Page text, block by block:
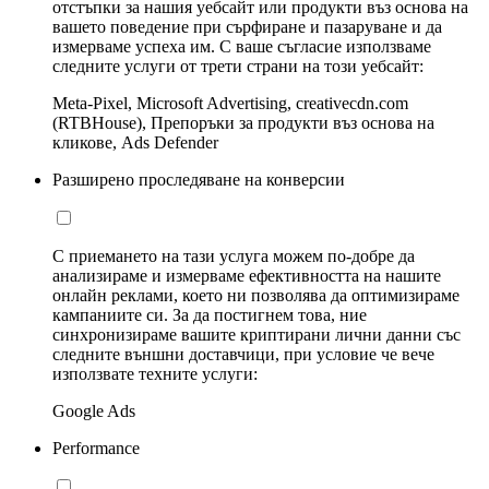
отстъпки за нашия уебсайт или продукти въз основа на
вашето поведение при сърфиране и пазаруване и да
измерваме успеха им. С ваше съгласие използваме
следните услуги от трети страни на този уебсайт:
Meta-Pixel, Microsoft Advertising, creativecdn.com
(RTBHouse), Препоръки за продукти въз основа на
кликове, Ads Defender
Разширено проследяване на конверсии
С приемането на тази услуга можем по-добре да
анализираме и измерваме ефективността на нашите
онлайн реклами, което ни позволява да оптимизираме
кампаниите си. За да постигнем това, ние
синхронизираме вашите криптирани лични данни със
следните външни доставчици, при условие че вече
използвате техните услуги:
Google Ads
Performance